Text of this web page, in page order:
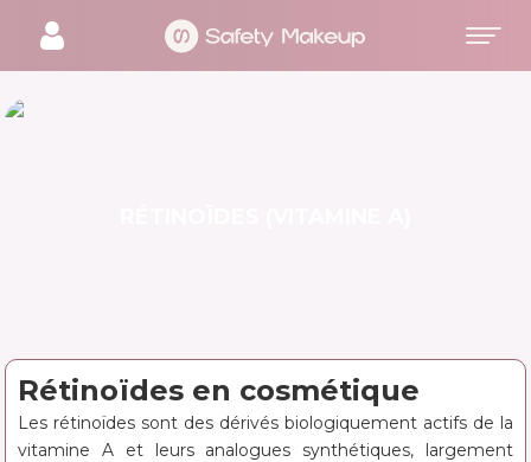
Rétinoïdes en cosmétique
Les rétinoïdes sont des dérivés biologiquement actifs de la
vitamine A et leurs analogues synthétiques, largement